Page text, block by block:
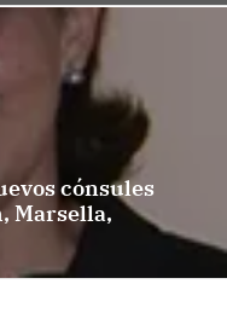
cónsules
Marsella,